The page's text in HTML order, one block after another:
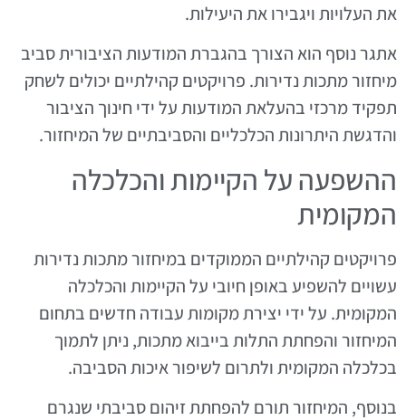
את העלויות ויגבירו את היעילות.
אתגר נוסף הוא הצורך בהגברת המודעות הציבורית סביב
מיחזור מתכות נדירות. פרויקטים קהילתיים יכולים לשחק
תפקיד מרכזי בהעלאת המודעות על ידי חינוך הציבור
והדגשת היתרונות הכלכליים והסביבתיים של המיחזור.
ההשפעה על הקיימות והכלכלה
המקומית
פרויקטים קהילתיים הממוקדים במיחזור מתכות נדירות
עשויים להשפיע באופן חיובי על הקיימות והכלכלה
המקומית. על ידי יצירת מקומות עבודה חדשים בתחום
המיחזור והפחתת התלות בייבוא מתכות, ניתן לתמוך
בכלכלה המקומית ולתרום לשיפור איכות הסביבה.
בנוסף, המיחזור תורם להפחתת זיהום סביבתי שנגרם